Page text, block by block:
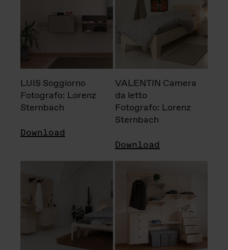
LUIS Soggiorno
Fotografo: Lorenz
Sternbach
Download
VALENTIN Camera
da letto
Fotografo: Lorenz
Sternbach
Download